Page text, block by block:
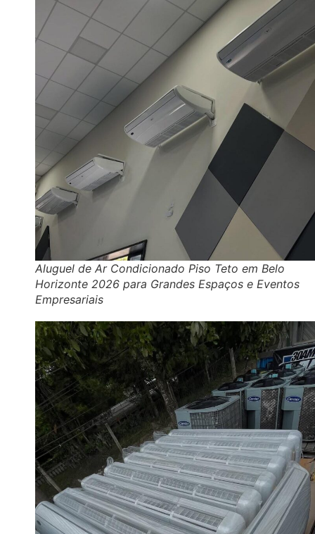
Aluguel de Ar Condicionado Piso Teto em Belo
Horizonte 2026 para Grandes Espaços e Eventos
Empresariais